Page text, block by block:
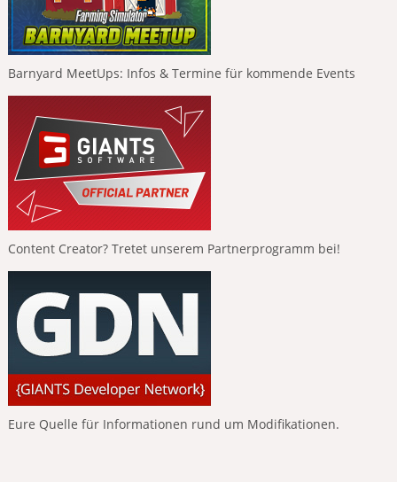
Barnyard MeetUps: Infos & Termine für kommende Events
Content Creator? Tretet unserem Partnerprogramm bei!
Eure Quelle für Informationen rund um Modifikationen.